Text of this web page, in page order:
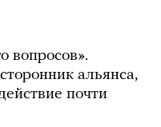
вопросов».
альянса,
почти